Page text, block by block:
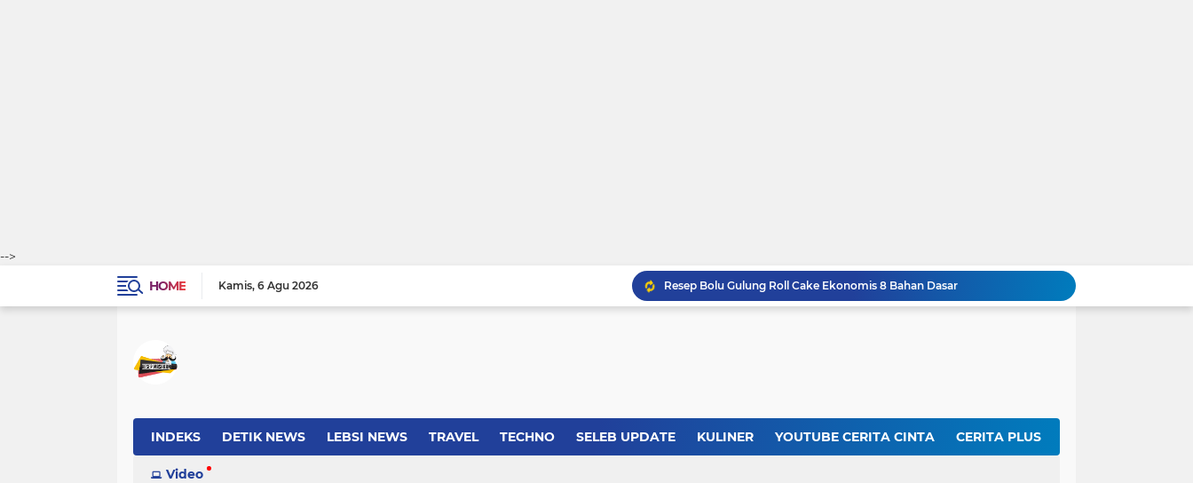
-->
HOME
Kamis 6 Agu 2026
Resep Bolu Gulung Roll Cake Ekonomis 8 Bahan Dasar
Resep Membuat Chicken Yakiniku KFC Ueeeenak Bingit, Gampang Lagi Bikinnya
Resep Membuat Es Teler Segar Nan Menggoda Untuk Buka Puasa
Resep dan Cara Membuat Kentang Mustofa Garing dan Renyah
INDEKS DETIK NEWS LEBSI NEWS TRAVEL TECHNO SELEB UPDATE KULINER YOUTUBE CERITA CINTA CERITA PLUS
Video